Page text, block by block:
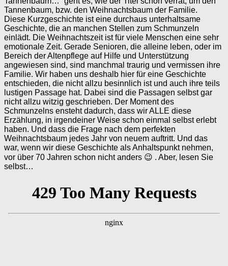
Tannenbaum, bzw. den Weihnachtsbaum der Familie.
Diese Kurzgeschichte ist eine durchaus unterhaltsame
Geschichte, die an manchen Stellen zum Schmunzeln
einlädt. Die Weihnachtszeit ist für viele Menschen eine sehr
emotionale Zeit. Gerade Senioren, die alleine leben, oder im
Bereich der Altenpflege auf Hilfe und Unterstützung
angewiesen sind, sind manchmal traurig und vermissen ihre
Familie. Wir haben uns deshalb hier für eine Geschichte
entschieden, die nicht allzu besinnlich ist und auch ihre teils
lustigen Passage hat. Dabei sind die Passagen selbst gar
nicht allzu witzig geschrieben. Der Moment des
Schmunzelns ensteht dadurch, dass wir ALLE diese
Erzählung, in irgendeiner Weise schon einmal selbst erlebt
haben. Und dass die Frage nach dem perfekten
Weihnachtsbaum jedes Jahr von neuem auftritt. Und das
war, wenn wir diese Geschichte als Anhaltspunkt nehmen,
vor über 70 Jahren schon nicht anders 😉 . Aber, lesen Sie
selbst…